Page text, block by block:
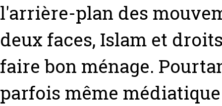
l'arrière-plan des
deux faces, Islam et
faire bon ménage.
parfois même